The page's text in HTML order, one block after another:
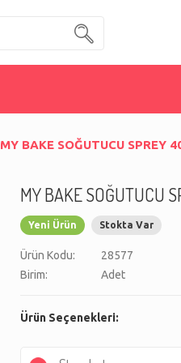
MY BAKE SOĞUTUCU SPREY
MY BAKE SOĞUTUCU
Yeni Ürün Stokta Var
Ürün Kodu:
28577
Birim:
Adet
Ürün Seçenekleri: